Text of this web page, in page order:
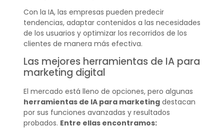
Con la IA, las empresas pueden predecir
tendencias, adaptar contenidos a las necesidades
de los usuarios y optimizar los recorridos de los
clientes de manera más efectiva.
Las mejores herramientas de IA para
marketing digital
El mercado está lleno de opciones, pero algunas
herramientas de IA para marketingdestacan
por sus funciones avanzadas y resultados
probados. Entre ellas encontramos: